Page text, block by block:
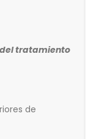
del tratamiento
de